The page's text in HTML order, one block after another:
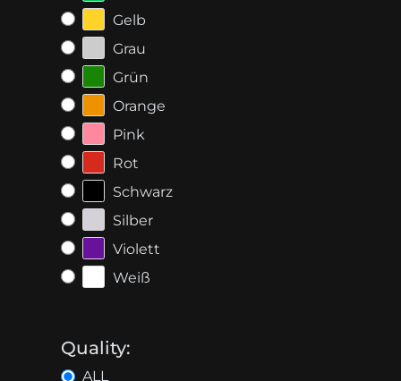
Gelb
Grau
Grün
Orange
Pink
Rot
Schwarz
Silber
Violett
Weiß
Quality:
ALL